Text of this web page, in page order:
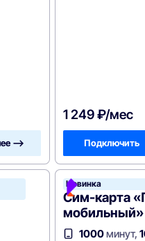
—>
1 249 ₽/мес
Подключить
РосТелеком
Новинка
Сим-карта
мобильный»
1000минут,